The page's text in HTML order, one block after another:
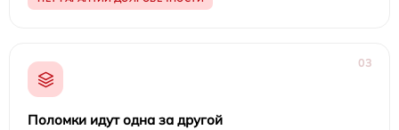
03
Поломки идут одна за другой